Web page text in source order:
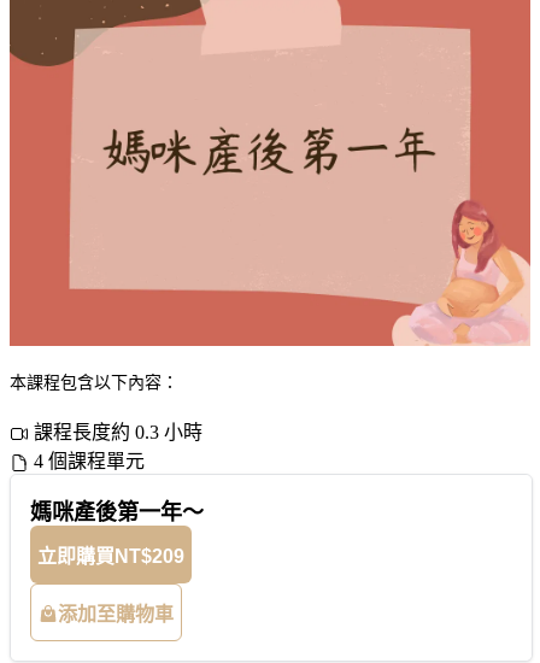
本課程包含以下內容：
課程長度約 0.3 小時
4 個課程單元
媽咪產後第一年～
立即購買 NT$209
添加至購物車